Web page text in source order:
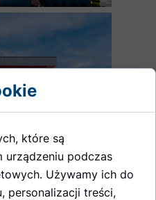
które są
urządzeniu podczas
Używamy ich do
personalizacji treści,